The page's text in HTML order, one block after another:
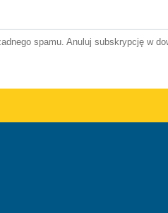
spamu. Anuluj subskrypcję w